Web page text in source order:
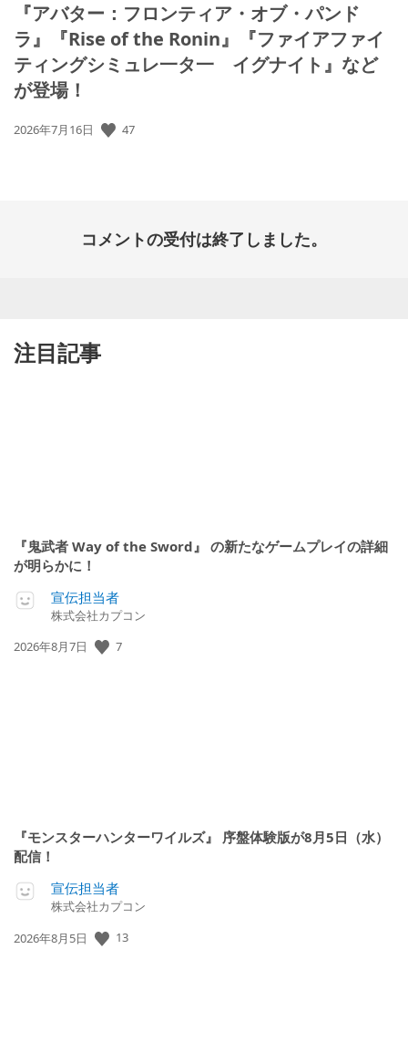
『アバター：フロンティア・オブ・パンド
ラ』『Rise of the Ronin』『ファイアファイ
ティングシミュレ一タ一 イグナイト』など
が登場！
公
2026年7月16日 47
コメントの受付は終了しました。
注目記事
『鬼武者 Way of the Sword』 の新たなゲームプレイの詳細
が明らかに！
宣伝担当者
株式会社カプコン
公
2026年8月7日 7
『モンスターハンターワイルズ』 序盤体験版が8月5日（水）
配信！
宣伝担当者
株式会社カプコン
公
2026年8月5日 13